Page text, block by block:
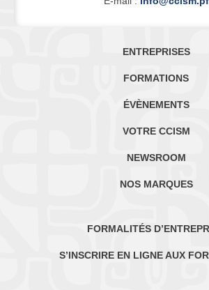
ENTREPRISES
FORMATIONS
ÉVÈNEMENTS
VOTRE CCISM
NEWSROOM
NOS MARQUES
FORMALITÉS
S’INSCRIRE EN LIGNE AUX